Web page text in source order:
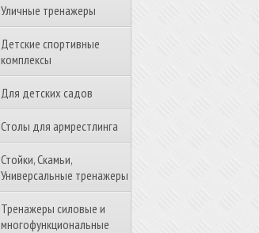
Уличные тренажеры
Детские спортивные
комплексы
Для детских садов
Столы для армрестлинга
Стойки, Скамьи,
Универсальные тренажеры
Тренажеры силовые и
многофункциональные